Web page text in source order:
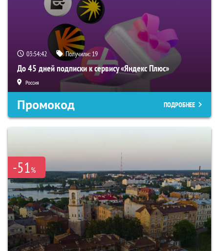
03:54:41 Получили: 19
До 45 дней подписки к сервису «Яндекс Плюс»
Россия
Промокод ПОДРОБНЕЕ
-51%